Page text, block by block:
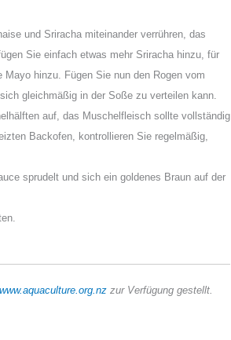
und Sriracha miteinander verrühren, das
Sie einfach etwas mehr Sriracha hinzu, für
hinzu. Fügen Sie nun den Rogen vom
gleichmäßig in der Soße zu verteilen kann.
auf, das Muschelfleisch sollte vollständig
Backofen, kontrollieren Sie regelmäßig,
sprudelt und sich ein goldenes Braun auf der
www.aquaculture.org.nzzur Verfügung gestellt.